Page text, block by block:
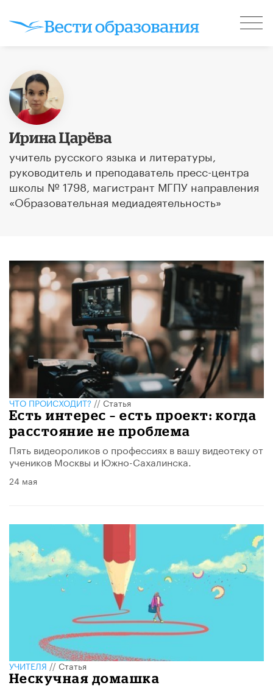
Ирина Царёва
учитель русского языка и литературы,
руководитель и преподаватель пресс-центра
школы № 1798, магистрант МГПУ направления
«Образовательная медиадеятельность»
ЧТО ПРОИСХОДИТ?//Статья
Есть интерес – есть проект: когда
расстояние не проблема
Пять видеороликов о профессиях в вашу видеотеку от
учеников Москвы и Южно-Сахалинска.
24 мая
УЧИТЕЛЯ//Статья
Нескучная домашка